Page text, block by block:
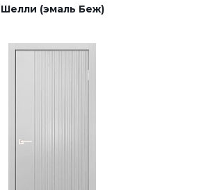
Шелли (эмаль Беж)